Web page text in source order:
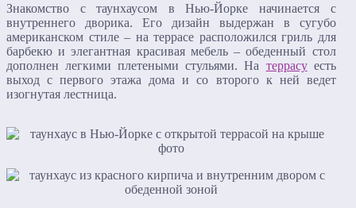
Знакомство с таунхаусом в Нью-Йорке начинается с
внутреннего дворика. Его дизайн выдержан в сугубо
американском стиле – на террасе расположился гриль для
барбекю и элегантная красивая мебель – обеденный стол
дополнен легкими плетеными стульями. На террасуесть
выход с первого этажа дома и со второго к ней ведет
изогнутая лестница.